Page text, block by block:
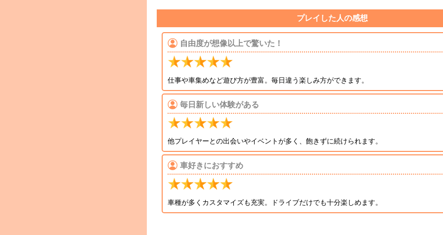
す。
プレイした人の感想
自由度が想像以上で驚いた！
仕事や車集めなど遊び方が豊富。毎日違う楽しみ方ができます。
毎日新しい体験がある
他プレイヤーとの出会いやイベントが多く、飽きずに続けられます。
車好きにおすすめ
車種が多くカスタマイズも充実。ドライブだけでも十分楽しめます。